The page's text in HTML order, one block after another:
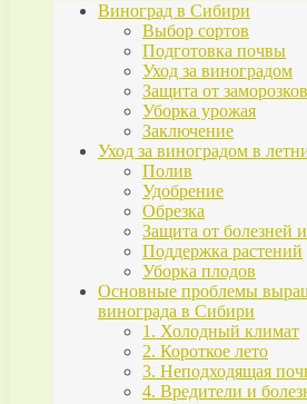
Виноград в Сибири
Выбор сортов
Подготовка почвы
Уход за виноградом
Защита от заморозков
Уборка урожая
Заключение
Уход за виноградом в
Полив
Удобрение
Обрезка
Защита от болезней
Поддержка растений
Уборка плодов
Основные проблемы
винограда в Сибири
1. Холодный климат
2. Короткое лето
3. Неподходящая
4. Вредители и